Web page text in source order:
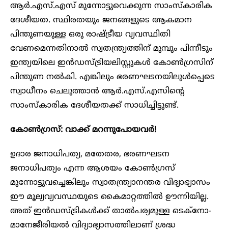
ആർ.എസ്.എസ് മുന്നോട്ടുവെക്കുന്ന സാംസ്കാരിക
ദേശീയത. സ്ഥിരതയും ജനങ്ങളുടെ ആകമാന
പിന്തുണയുള്ള ഒരു രാഷ്ട്രീയ വ്യവസ്ഥിതി
വേണമെന്നതിനാൽ സ്വതന്ത്ര്യത്തിന് മുമ്പും പിന്നീടും
ഇന്ത്യയിലെ ഇൻഡസ്ട്രിയലിസ്റ്റുകൾ കോൺഗ്രസിന്
പിന്തുണ നൽകി. എങ്കിലും ഭരണഘടനയിലുൾപ്പെടെ
സ്വാധീനം ചെലുത്താൻ ആർ.എസ്.എസിന്റെ
സാംസ്കാരിക ദേശീയതക്ക് സാധിച്ചിട്ടുണ്ട്.
കോൺഗ്രസ്: വാക്ക് മറന്നുപോയവർ!
ഉദാര ജനാധിപത്യ, മതേതര, ഭരണഘടന
ജനാധിപത്യം എന്ന ആശയം കോൺഗ്രസ്
മുന്നോട്ടുവച്ചെങ്കിലും സ്വാതന്ത്ര്യാനന്തര വിദ്യാഭ്യാസം
ഈ മൂല്യവ്യവസ്ഥയുടെ കൈമാറ്റത്തിൽ ഊന്നിയില്ല.
അത് ഇൻഡസ്ട്രികൾക്ക് താൽപര്യമുള്ള ടെക്നോ-
മാനേജീരിയൽ വിദ്യാഭ്യാസത്തിലാണ് ശ്രദ്ധ